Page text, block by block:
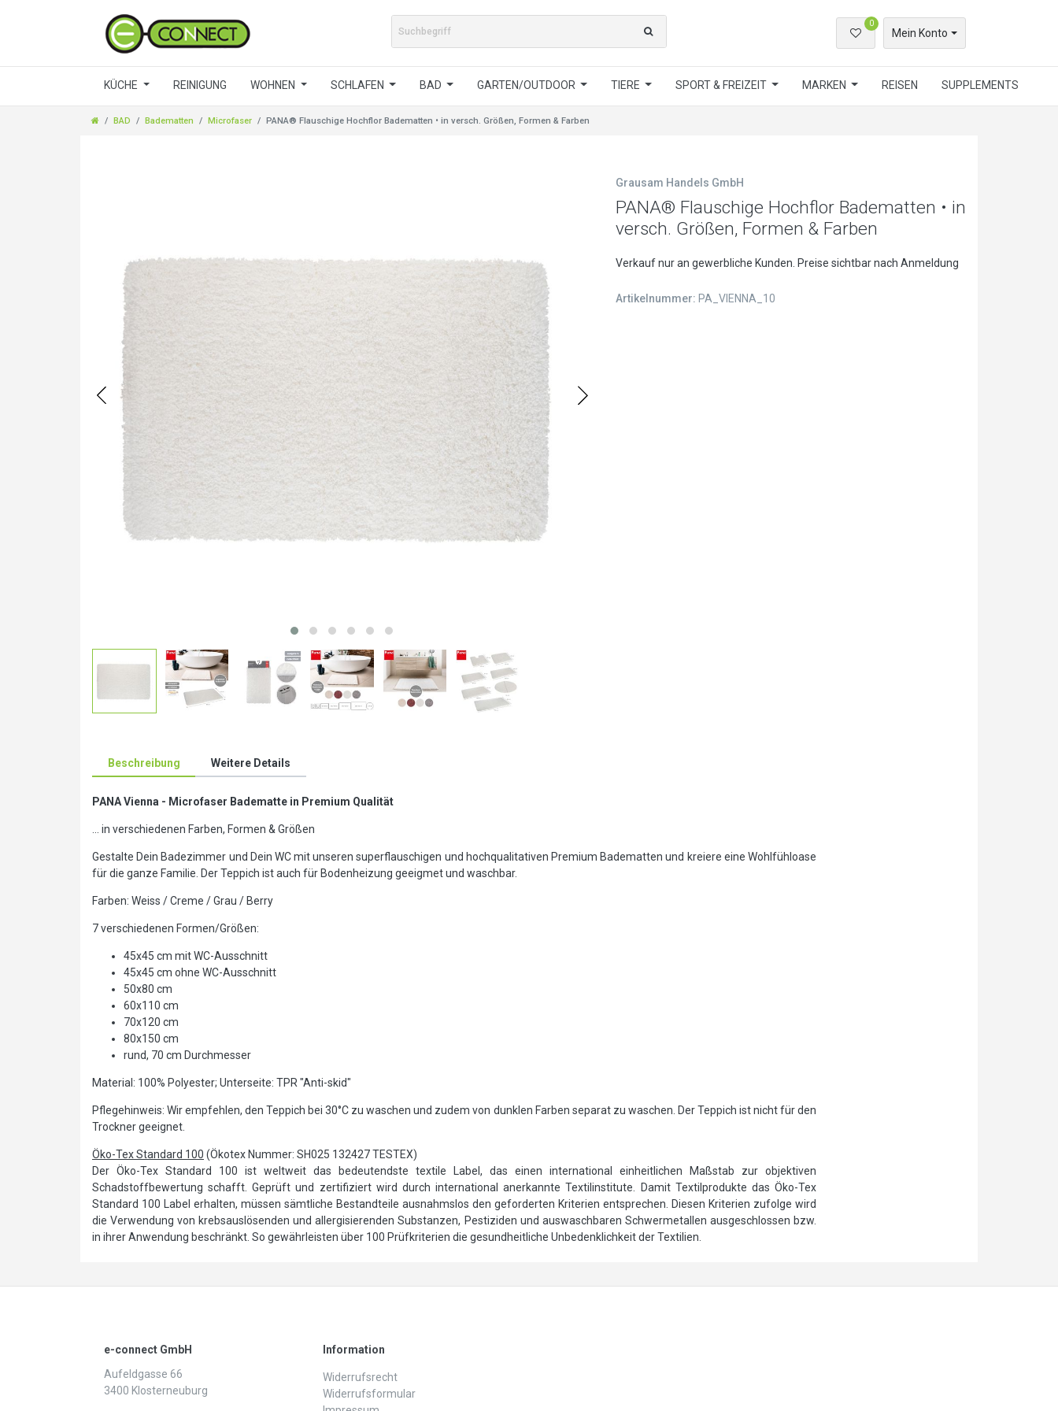
0
Mein Konto
KÜCHE REINIGUNG WOHNEN SCHLAFEN BAD GARTEN/OUTDOOR TIERE SPORT & FREIZEIT MARKEN REISEN SUPPLEMENTS
BAD Badematten Microfaser PANA® Flauschige Hochflor Badematten • in versch. Größen, Formen & Farben
Grausam Handels GmbH
PANA® Flauschige Hochflor Badematten • in
versch. Größen, Formen & Farben
Verkauf nur an gewerbliche Kunden. Preise sichtbar nach Anmeldung
Artikelnummer: PA_VIENNA_10
Beschreibung Weitere Details
PANA Vienna - Microfaser Badematte in Premium Qualität
... in verschiedenen Farben, Formen & Größen
Gestalte Dein Badezimmer und Dein WC mit unseren superflauschigen und hochqualitativen Premium Badematten und kreiere eine Wohlfühloase
für die ganze Familie. Der Teppich ist auch für Bodenheizung geeigmet und waschbar.
Farben: Weiss / Creme / Grau / Berry
7 verschiedenen Formen/Größen:
45x45 cm mit WC-Ausschnitt
45x45 cm ohne WC-Ausschnitt
50x80 cm
60x110 cm
70x120 cm
80x150 cm
rund, 70 cm Durchmesser
Material: 100% Polyester; Unterseite: TPR "Anti-skid"
Pflegehinweis: Wir empfehlen, den Teppich bei 30°C zu waschen und zudem von dunklen Farben separat zu waschen. Der Teppich ist nicht für den
Trockner geeignet.
Öko-Tex Standard 100 (Ökotex Nummer: SH025 132427 TESTEX)
Der Öko-Tex Standard 100 ist weltweit das bedeutendste textile Label, das einen international einheitlichen Maßstab zur objektiven
Schadstoffbewertung schafft. Geprüft und zertifiziert wird durch international anerkannte Textilinstitute. Damit Textilprodukte das Öko-Tex
Standard 100 Label erhalten, müssen sämtliche Bestandteile ausnahmslos den geforderten Kriterien entsprechen. Diesen Kriterien zufolge wird
die Verwendung von krebsauslösenden und allergisierenden Substanzen, Pestiziden und auswaschbaren Schwermetallen ausgeschlossen bzw.
in ihrer Anwendung beschränkt. So gewährleisten über 100 Prüfkriterien die gesundheitliche Unbedenklichkeit der Textilien.
e-connect GmbH
Aufeldgasse 66
3400 Klosterneuburg
Information
Widerrufs­recht
Widerrufs­formular